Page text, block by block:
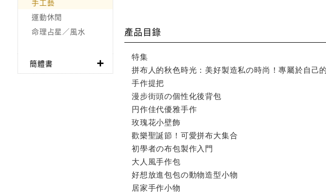
手工藝
運動休閒
命理占星／風水
簡體書
產品目錄
特集
拼布人的秋色時光：美好製造私の時尚！專屬於自己
手作提把
漫步街頭の個性化後背包
円作佳代優雅手作
玫瑰花小壁飾
歡樂聖誕節！可愛拼布大集合
初學者の布包製作入門
大人風手作包
好想放進包包の動物造型小物
居家手作小物